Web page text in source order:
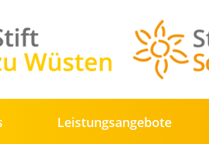
Leistungs­angebote